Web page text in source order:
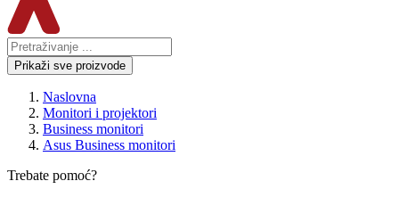
Prikaži sve proizvode
Naslovna
Monitori i projektori
Business monitori
Asus Business monitori
Trebate pomoć?